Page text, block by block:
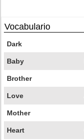
Vocabulario
Dark
Baby
Brother
Love
Mother
Heart